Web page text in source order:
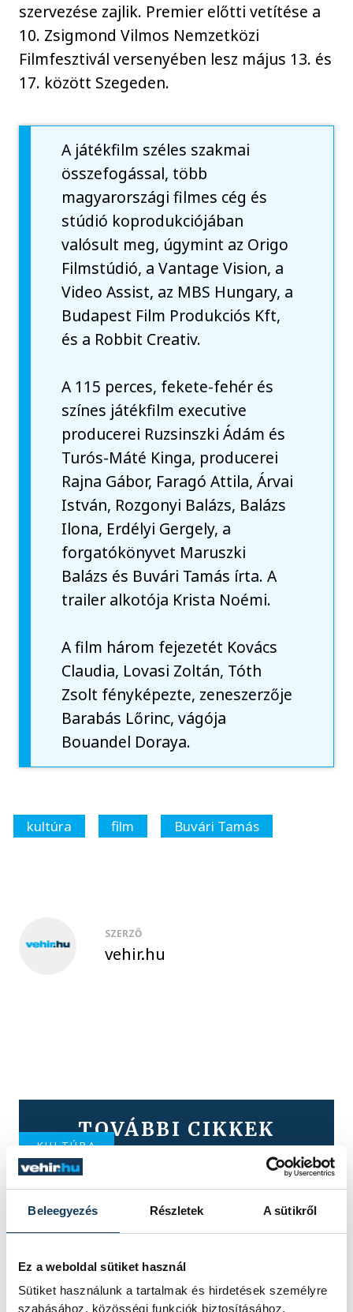
Beleegyezés Részletek A sütikről
Ez a weboldal sütiket használ
Sütiket használunk a tartalmak és hirdetések személyre
szabásához, közösségi funkciók biztosításához,
szervezése zajlik. Premier előtti vetítése a
10. Zsigmond Vilmos Nemzetközi
Filmfesztivál versenyében lesz május 13. és
17. között Szegeden.
A játékfilm széles szakmai
összefogással, több
magyarországi filmes cég és
stúdió koprodukciójában
valósult meg, úgymint az Origo
Filmstúdió, a Vantage Vision, a
Video Assist, az MBS Hungary, a
Budapest Film Produkciós Kft,
és a Robbit Creativ.
A 115 perces, fekete-fehér és
színes játékfilm executive
producerei Ruzsinszki Ádám és
Turós-Máté Kinga, producerei
Rajna Gábor, Faragó Attila, Árvai
István, Rozgonyi Balázs, Balázs
Ilona, Erdélyi Gergely, a
forgatókönyvet Maruszki
Balázs és Buvári Tamás írta. A
trailer alkotója Krista Noémi.
A film három fejezetét Kovács
Claudia, Lovasi Zoltán, Tóth
Zsolt fényképezte, zeneszerzője
Barabás Lőrinc, vágója
Bouandel Doraya.
kultúra film Buvári Tamás
SZERZŐ
vehir.hu
TOVÁBBI CIKKEK
KULTÚRA
A lelet önmagában még
nem történet – Felber
alatt rejtőző múltról